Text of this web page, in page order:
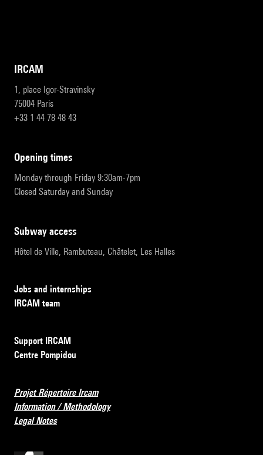
IRCAM
1, place Igor-Stravinsky
75004 Paris
+33 1 44 78 48 43
opening times
Monday through Friday 9:30am-7pm
Closed Saturday and Sunday
subway access
Hôtel de Ville, Rambuteau, Châtelet, Les Halles
Jobs and internships
IRCAM team
Support IRCAM
Centre Pompidou
Projet Répertoire Ircam
Information / Methodology
Legal Notes